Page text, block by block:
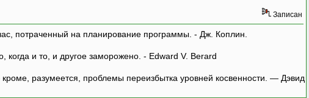
Записан
потраченный на планирование программы. - Дж. Коплин.
и то, и другое заморожено. - Edward V. Berard
разумеется, проблемы переизбытка уровней косвенности. — Дэвид